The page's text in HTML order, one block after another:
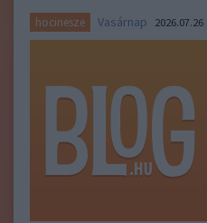
hocinesze Vasárnap 2026.07.26